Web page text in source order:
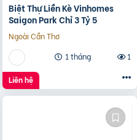
Biệt Thự Liền Kè Vinhomes
Saigon Park Chỉ 3 Tỷ 5
Ngoài Cần Thơ
1 tháng
1
Liên hệ